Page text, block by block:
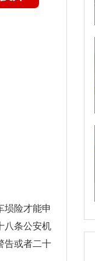
埙险才能申
八条公安机
告或者二十